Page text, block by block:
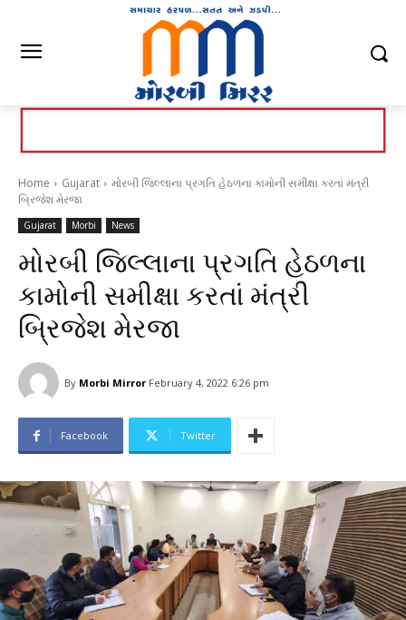
Home Gujarat
મોરબી જિલ્લાના પ્રગતિ હેઠળના કામોની સમીક્ષા કરતાં મંત્રી
બ્રિજેશ મેરજા
Gujarat Morbi News
મોરબી જિલ્લાના પ્રગતિ હેઠળના
કામોની સમીક્ષા કરતાં મંત્રી
બ્રિજેશ મેરજા
By Morbi Mirror February 4, 2022 6:26 pm
Facebook Twitter